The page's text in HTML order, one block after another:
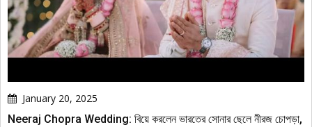
January 20, 2025
Neeraj Chopra Wedding: বিয়ে করলেন ভারতের সোনার ছেলে নীরজ চোপড়া,